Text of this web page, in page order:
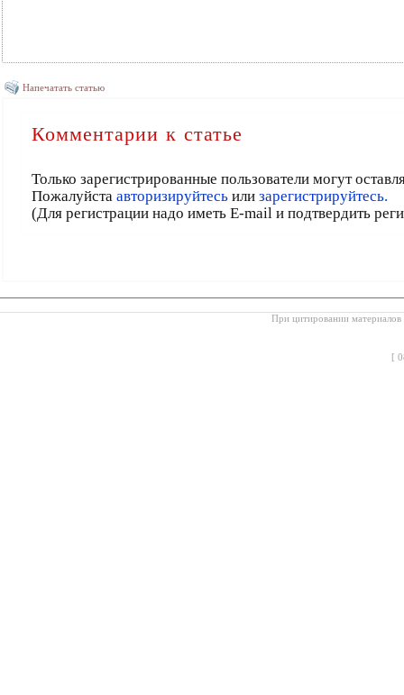
Напечатать статью
Комментарии к статье
Только зарегистрированные пользователи могут
Пожалуйста авторизируйтесьили зарегистрируйтесь.
(Для регистрации надо иметь E-mail и подтвердить
При цитировании материалов
[